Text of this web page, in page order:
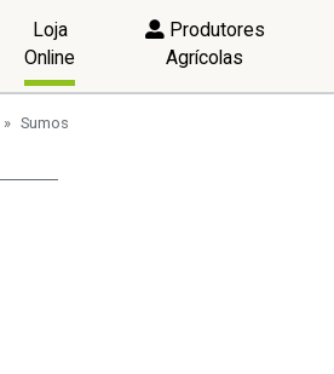
Loja
Online
Produtores
Agrícolas
Sumos